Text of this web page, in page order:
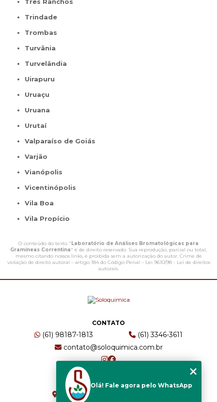
Trindade
Trombas
Turvânia
Turvelândia
Uirapuru
Uruaçu
Uruana
Urutaí
Valparaíso de Goiás
Varjão
Vianópolis
Vicentinópolis
Vila Boa
Vila Propício
O conteúdo do texto "Laboratório de Análises Bromatológicas para
Gramíneas Correntina" é de direito reservado. Sua reprodução, parcial ou total,
mesmo citando nossos links, é proibida sem a autorização do autor. Crime de
violação de direito autoral – artigo 184 do Código Penal – Lei 9610/98 - Lei de direitos
autorais.
CONTATO
(61) 98187-1813
(61) 3346-3611
contato@soloquimica.com.br
ENDEREÇO
CRS 511 Sul, Bl B, Sl 49 - Asa Sul
Olá! Fale agora pelo WhatsApp